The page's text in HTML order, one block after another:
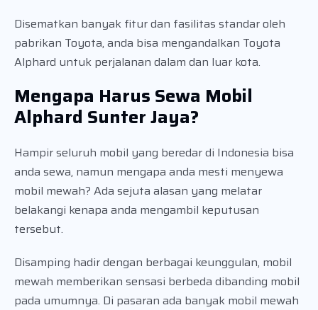
Disematkan banyak fitur dan fasilitas standar oleh
pabrikan Toyota, anda bisa mengandalkan Toyota
Alphard untuk perjalanan dalam dan luar kota.
Mengapa Harus Sewa Mobil
Alphard Sunter Jaya?
Hampir seluruh mobil yang beredar di Indonesia bisa
anda sewa, namun mengapa anda mesti menyewa
mobil mewah? Ada sejuta alasan yang melatar
belakangi kenapa anda mengambil keputusan
tersebut.
Disamping hadir dengan berbagai keunggulan, mobil
mewah memberikan sensasi berbeda dibanding mobil
pada umumnya. Di pasaran ada banyak mobil mewah